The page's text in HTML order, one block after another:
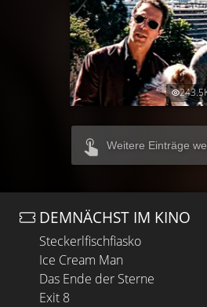
Weitere Einträge
DEMNÄCHST IM KINO
Steckerlfischfiasko
Ice Cream Man
Das Ende der Sterne
Exit 8